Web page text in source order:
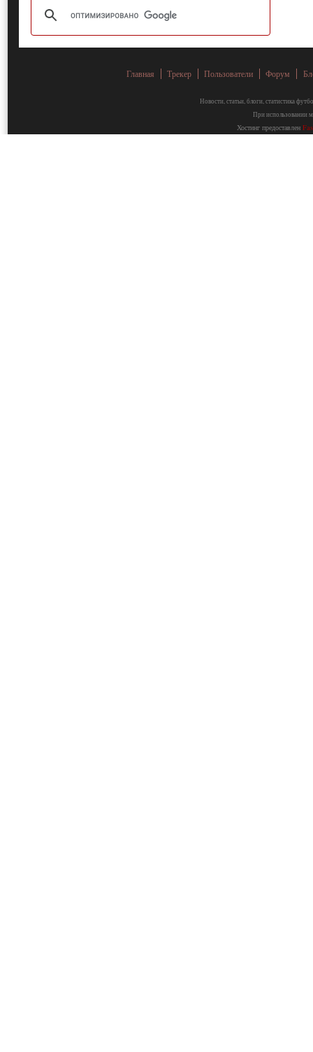
Главная Трекер Пользователи Форум
Новости, статьи, блоги, статистика
При использовании
Хостинг предоставлен